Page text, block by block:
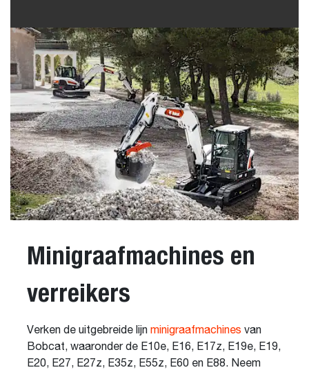
Minigraafmachines en
verreikers
Verken de uitgebreide lijn minigraafmachines van
Bobcat, waaronder de E10e, E16, E17z, E19e, E19,
E20, E27, E27z, E35z, E55z, E60 en E88. Neem